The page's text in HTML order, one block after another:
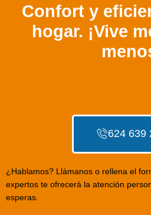
Confort y
hogar. ¡Vive
624 639
¿Hablamos? Llámanos o rellena el
expertos te ofrecerá la atención
esperas.